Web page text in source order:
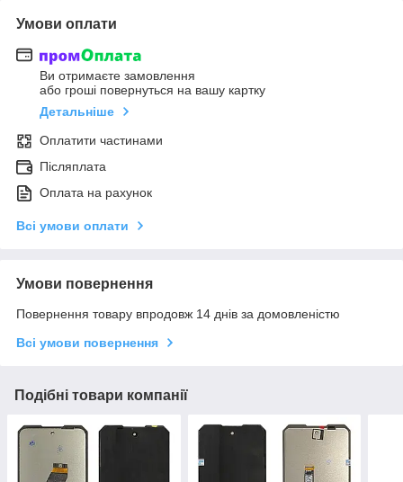
Умови оплати
Ви отримаєте замовлення
або гроші повернуться на вашу картку
Детальніше
Оплатити частинами
Післяплата
Оплата на рахунок
Всі умови оплати
Умови повернення
Повернення товару впродовж 14 днів за домовленістю
Всі умови повернення
Подібні товари компанії